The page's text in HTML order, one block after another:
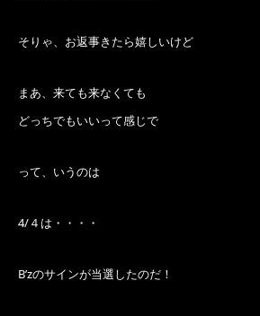
そりゃ、お返事きたら嬉しいけど
まあ、来ても来なくても
どっちでもいいって感じで
って、いうのは
4/４は・・・・
B’zのサインが当選したのだ！